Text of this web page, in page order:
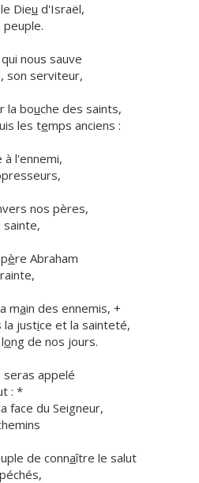
Dieu d'Israël,
nous sauve
son serviteur,
la bouche des saints,
les temps anciens :
à l'ennemi,
nos pères,
sainte,
ère Abraham
main des ennemis, +
la justice et la sainteté,
ong de nos jours.
appelé
: *
face du Seigneur,
de connaître le salut